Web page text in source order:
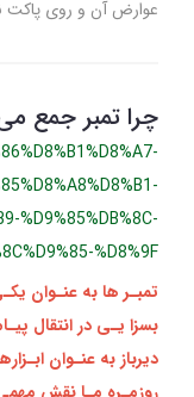
عوارض آن و روی پاکت
چرا تمبر جمع می
%D9%85%DB%8C-
%D8%9F
تمبـر ها به عنـوان
بسزا یـی در انتقال
دیرباز به عنـوان